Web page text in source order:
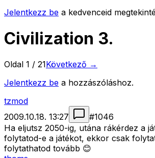
Jelentkezz be a kedvenceid
Civilization 3.
Oldal 1 / 21Következő →
Jelentkezz be a hozzászóláshoz.
tzmod
2009.10.18. 13:27
#1046
Ha eljutsz 2050-ig, utána rákérdez a
folytatod-e a játékot, ekkor csak
folytathatod tovább 😊